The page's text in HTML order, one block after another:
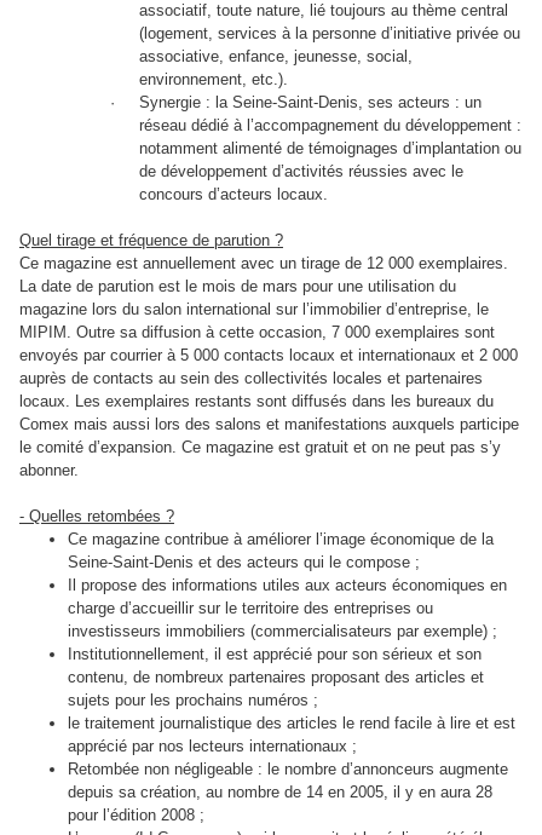
associatif, toute nature, lié toujours au thème central
(logement, services à la personne d’initiative privée ou
associative, enfance, jeunesse, social,
environnement, etc.).
·
Synergie : la Seine-Saint-Denis, ses acteurs : un
réseau dédié à l’accompagnement du développement :
notamment alimenté de témoignages d’implantation ou
de développement d’activités réussies avec le
concours d’acteurs locaux.
Quel tirage et fréquence de parution ?
Ce magazine est annuellement avec un tirage de 12 000 exemplaires.
La date de parution est le mois de mars pour une utilisation du
magazine lors du salon international sur l’immobilier d’entreprise, le
MIPIM. Outre sa diffusion à cette occasion, 7 000 exemplaires sont
envoyés par courrier à 5 000 contacts locaux et internationaux et 2 000
auprès de contacts au sein des collectivités locales et partenaires
locaux. Les exemplaires restants sont diffusés dans les bureaux du
Comex mais aussi lors des salons et manifestations auxquels participe
le comité d’expansion. Ce magazine est gratuit et on ne peut pas s’y
abonner.
- Quelles retombées ?
Ce magazine contribue à améliorer l’image économique de la
Seine-Saint-Denis et des acteurs qui le compose ;
Il propose des informations utiles aux acteurs économiques en
charge d’accueillir sur le territoire des entreprises ou
investisseurs immobiliers (commercialisateurs par exemple) ;
Institutionnellement, il est apprécié pour son sérieux et son
contenu, de nombreux partenaires proposant des articles et
sujets pour les prochains numéros ;
le traitement journalistique des articles le rend facile à lire et est
apprécié par nos lecteurs internationaux ;
Retombée non négligeable : le nombre d’annonceurs augmente
depuis sa création, au nombre de 14 en 2005, il y en aura 28
pour l’édition 2008 ;